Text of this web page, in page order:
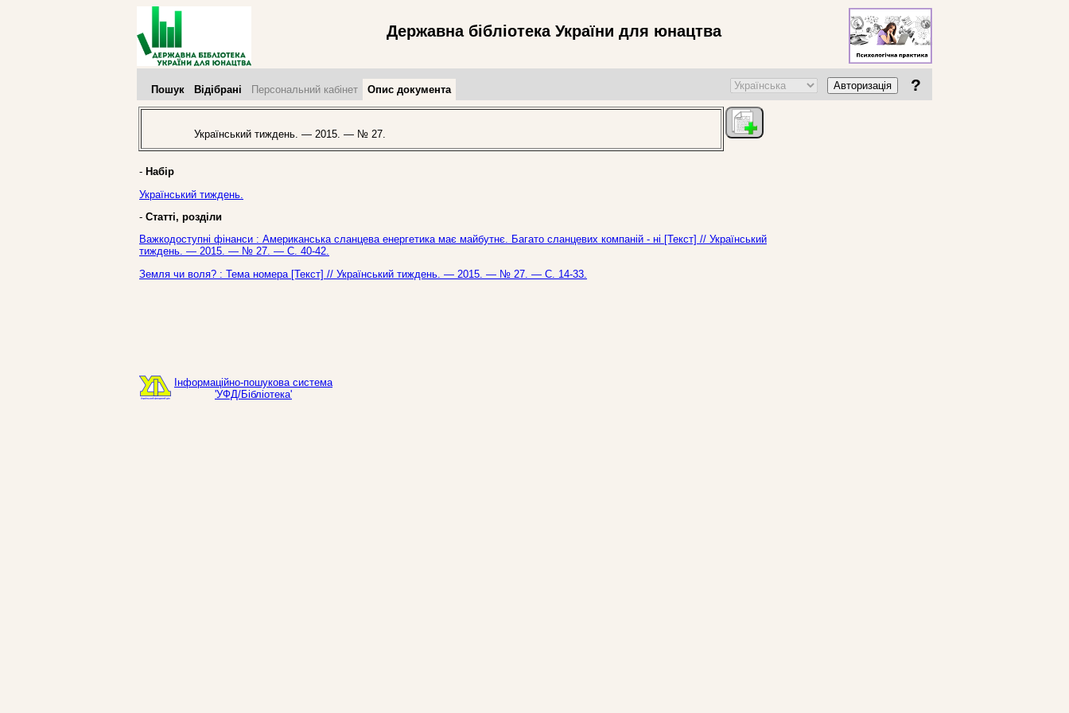
Державна бібліотека України для юнацтва
Пошук Відібрані Персональний кабінет Опис документа Авторизація ?
Український тиждень. — 2015. — № 27.
- Набір
Український тиждень.
- Статті, розділи
Важкодоступні фінанси : Американська сланцева енергетика має майбутнє. Багато сланцевих компаній - ні [Текст] // Український
тиждень. — 2015. — № 27. — С. 40-42.
Земля чи воля? : Тема номера [Текст] // Український тиждень. — 2015. — № 27. — С. 14-33.
Інформаційно-пошукова система
'УФД/Бібліотека'